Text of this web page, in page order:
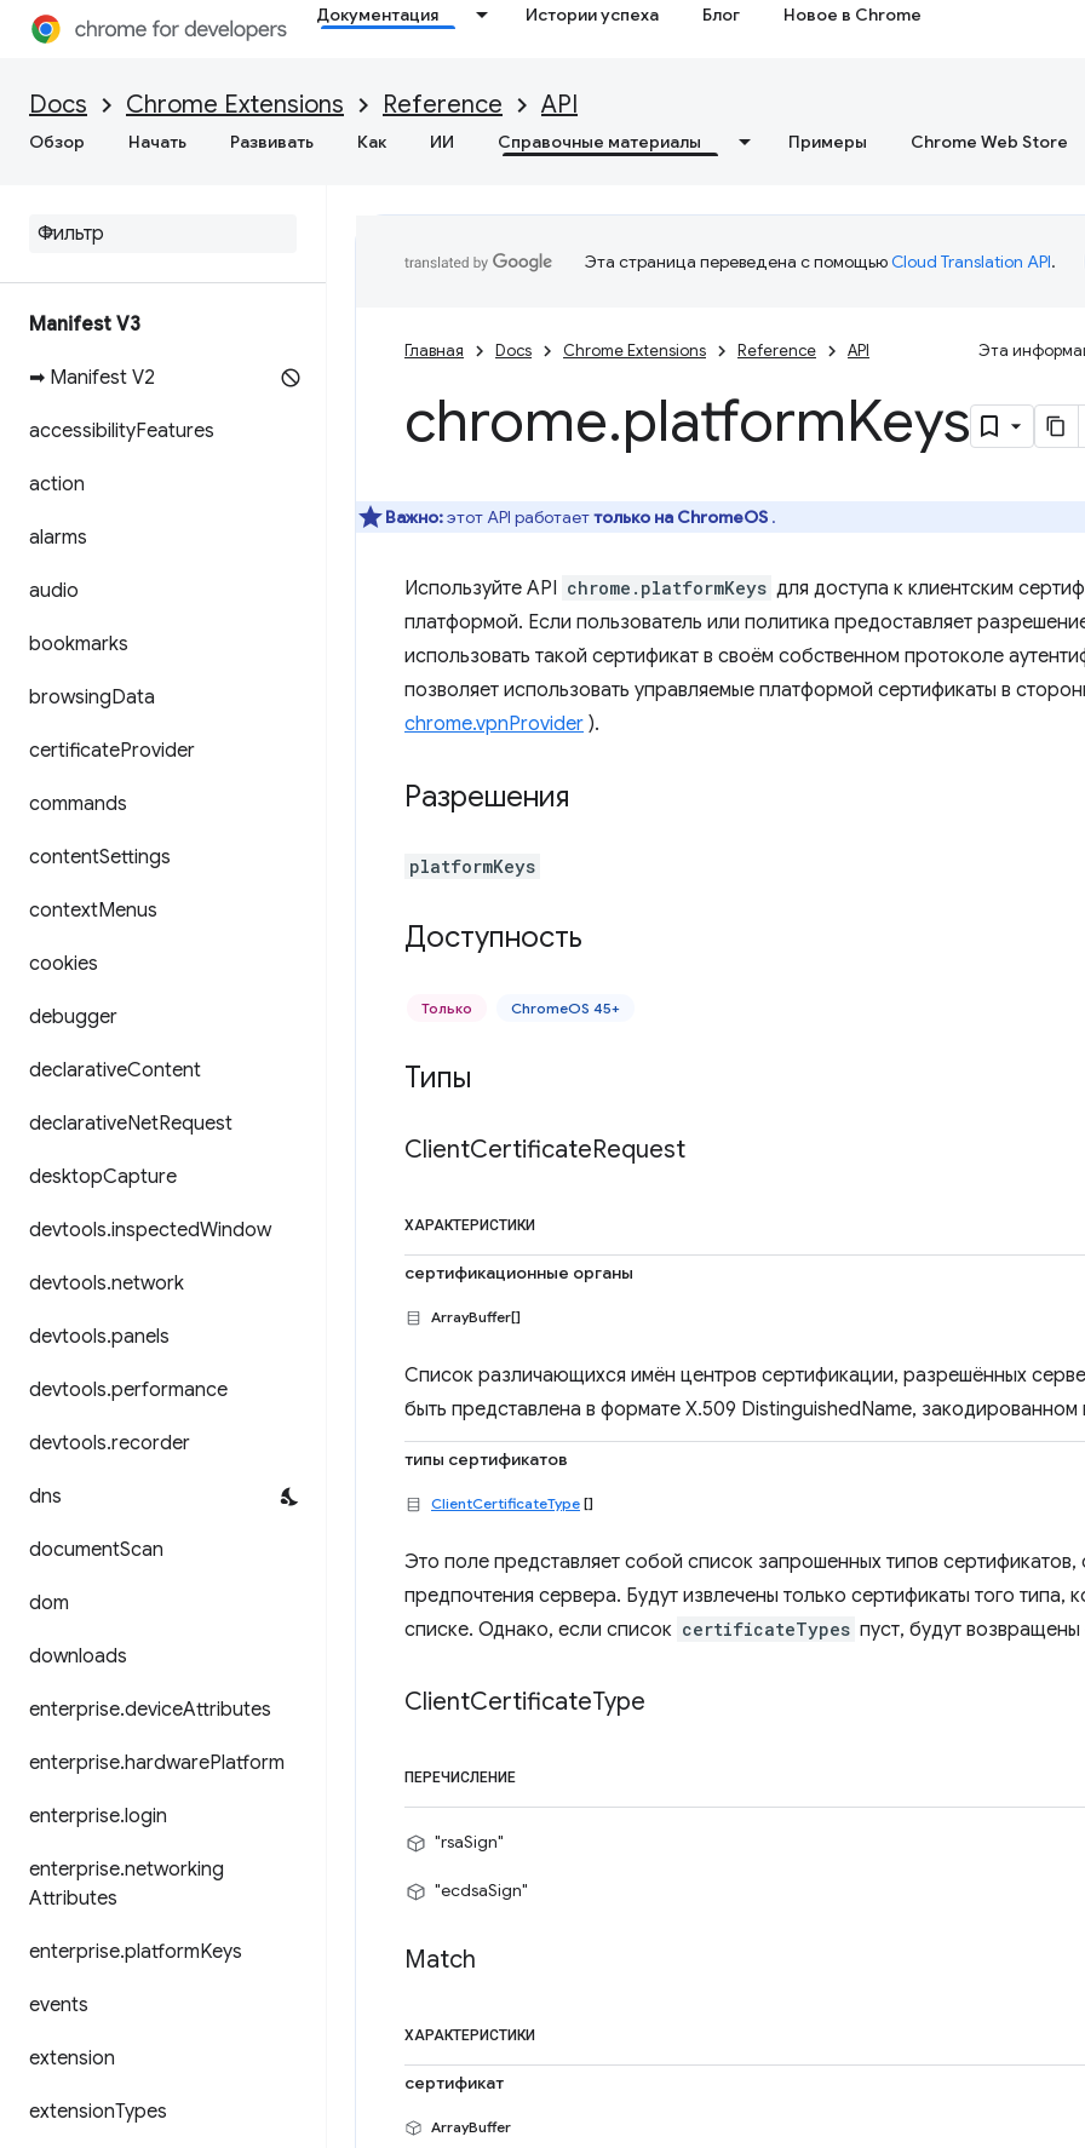
Документация Истории успеха Блог Новое в Chrome
Docs Chrome Extensions Reference API
Обзор Начать Развивать Как ИИ Справочные материалы Примеры Chrome Web Store
Manifest V3
➡ Manifest V2
accessibilityFeatures
action
alarms
audio
bookmarks
browsingData
certificateProvider
commands
contentSettings
contextMenus
cookies
debugger
declarativeContent
declarativeNetRequest
desktopCapture
devtools.inspectedWindow
devtools.network
devtools.panels
devtools.performance
devtools.recorder
dns
documentScan
dom
downloads
enterprise.deviceAttributes
enterprise.hardwarePlatform
enterprise.login
enterprise.networking
Attributes
enterprise.platformKeys
events
extension
extensionTypes
Эта страница переведена с помощьюCloud Translation API.
Главная Docs Chrome Extensions Reference API Эта
chrome.platformKeys
Важно:этот API работаеттолько на ChromeOS .
Используйте API chrome.platformKeys для доступа к клиентским
платформой. Если пользователь или политика предоставляет
использовать такой сертификат в своём собственном протоколе
позволяет использовать управляемые платформой сертификаты в
chrome.vpnProvider ).
Разрешения
platformKeys
Доступность
Только ChromeOS 45+
Типы
ClientCertificateRequest
ХАРАКТЕРИСТИКИ
сертификационные органы
ArrayBuffer[]
Список различающихся имён центров сертификации, разрешённых
быть представлена в формате X.509 DistinguishedName, закодированном
типы сертификатов
ClientCertificateType []
Это поле представляет собой список запрошенных типов
предпочтения сервера. Будут извлечены только сертификаты того типа,
списке. Однако, если список certificateTypes пуст, будут
ClientCertificateType
ПЕРЕЧИСЛЕНИЕ
"rsaSign"
"ecdsaSign"
Match
ХАРАКТЕРИСТИКИ
сертификат
ArrayBuffer